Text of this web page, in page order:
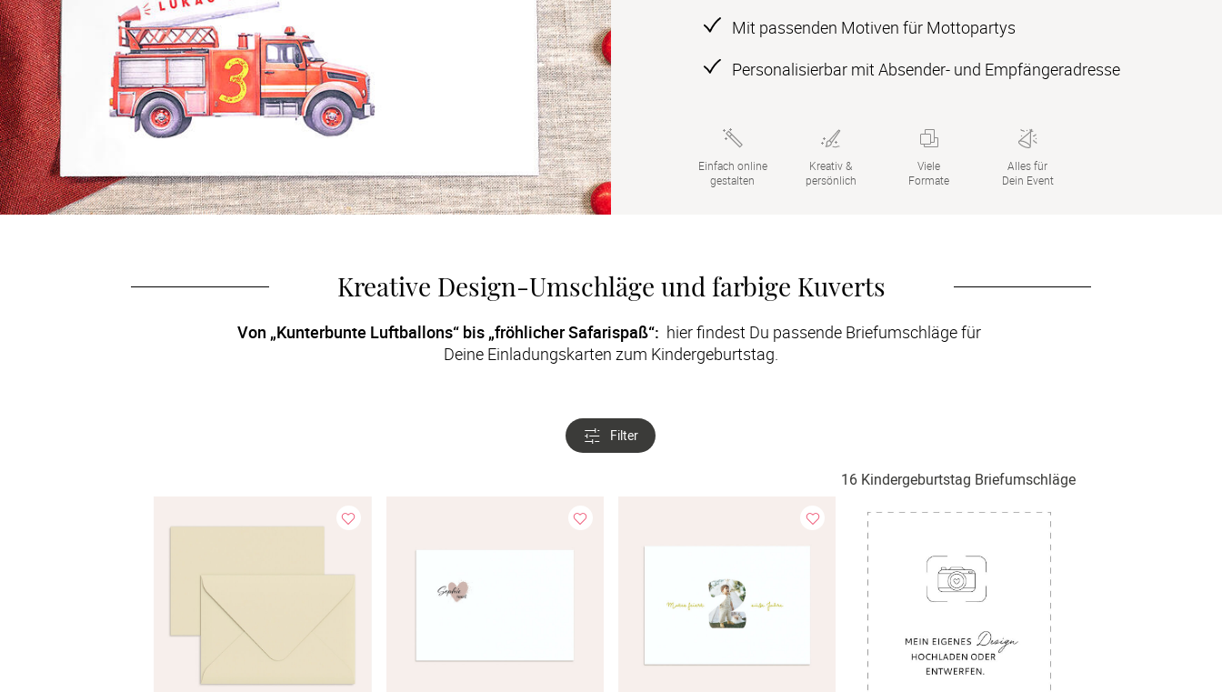
Mit passenden Motiven für Mottopartys
Personalisierbar mit Absender- und Empfängeradresse
Einfach online
gestalten
Kreativ &
persönlich
Viele
Formate
Alles für
Dein Event
Kreative Design-Umschläge und farbige Kuverts
Von „Kunterbunte Luftballons“ bis „fröhlicher Safarispaß“: hier findest Du passende Briefumschläge für
Deine Einladungskarten zum Kindergeburtstag.
Filter
16 Kindergeburtstag Briefumschläge